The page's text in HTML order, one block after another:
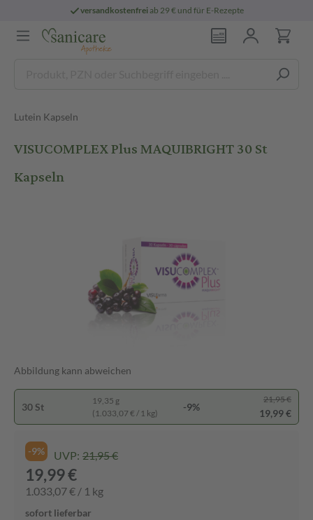
versandkostenfreiab 29 € und für E-Rezepte
Lutein Kapseln
VISUCOMPLEX Plus MAQUIBRIGHT 30 St
Kapseln
Abbildung kann abweichen
30 St
19,35 g
(1.033,07 € / 1 kg)
-9%
21,95 €
19,99 €
-9% UVP: 21,95 €
19,99 €
1.033,07 € / 1 kg
sofort lieferbar